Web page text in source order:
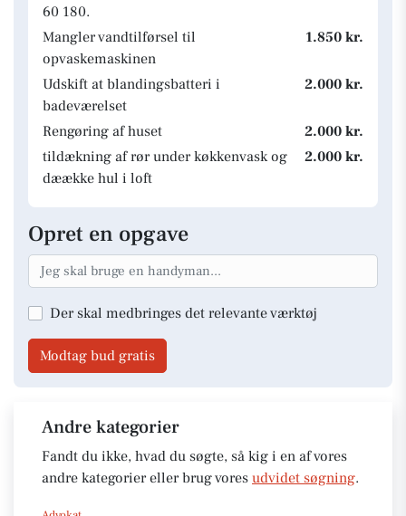
60 180.
Mangler vandtilførsel til
opvaskemaskinen
1.850 kr.
Udskift at blandingsbatteri i
badeværelset
2.000 kr.
Rengøring af huset
2.000 kr.
tildækning af rør under køkkenvask og
dæække hul i loft
2.000 kr.
Opret en opgave
Der skal medbringes det relevante værktøj
Modtag bud gratis
Andre kategorier
Fandt du ikke, hvad du søgte, så kig i en af vores
andre kategorier eller brug vores udvidet søgning.